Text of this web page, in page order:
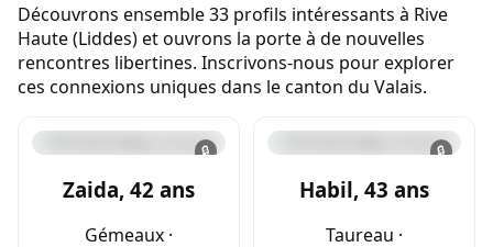
Découvrons ensemble 33 profils intéressants à Rive
Haute (Liddes) et ouvrons la porte à de nouvelles
rencontres libertines. Inscrivons-nous pour explorer
ces connexions uniques dans le canton du Valais.
🔒
Zaida, 42 ans
Gémeaux ·
🔒
Habil, 43 ans
Taureau ·